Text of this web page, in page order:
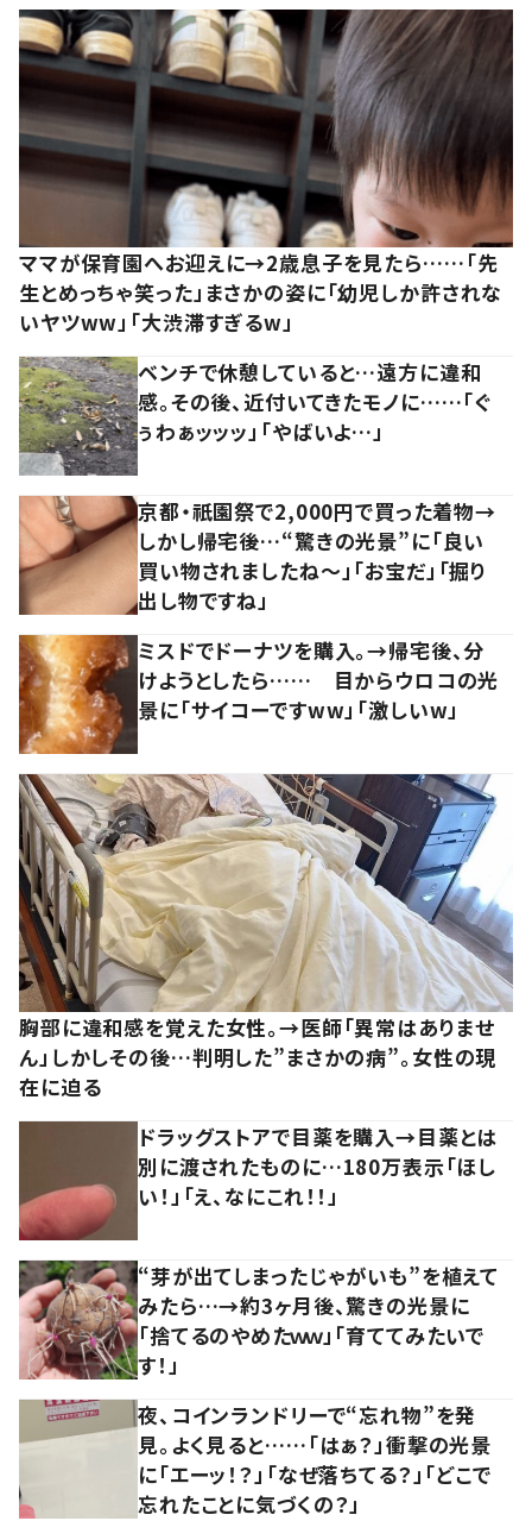
ママが保育園へお迎えに→2歳息子を見たら……「先
生とめっちゃ笑った」まさかの姿に「幼児しか許されな
いヤツww」「大渋滞すぎるw」
ベンチで休憩していると…遠方に違和
感。その後、近付いてきたモノに……「ぐ
ぅわぁッッッ」「やばいよ…」
京都・祇園祭で2,000円で買った着物→
しかし帰宅後…“驚きの光景”に「良い
買い物されましたね～」「お宝だ」「掘り
出し物ですね」
ミスドでドーナツを購入。→帰宅後、分
けようとしたら…… 目からウロコの光
景に「サイコーですww」「激しいw」
胸部に違和感を覚えた女性。→医師「異常はありませ
ん」しかしその後…判明した”まさかの病”。女性の現
在に迫る
ドラッグストアで目薬を購入→目薬とは
別に渡されたものに…180万表示「ほし
い！」「え、なにこれ！！」
“芽が出てしまったじゃがいも”を植えて
みたら…→約3ヶ月後、驚きの光景に
「捨てるのやめたｗｗ」「育ててみたいで
す！」
夜、コインランドリーで“忘れ物”を発
見。よく見ると……「はぁ？」衝撃の光景
に「エーッ！？」「なぜ落ちてる？」「どこで
忘れたことに気づくの？」